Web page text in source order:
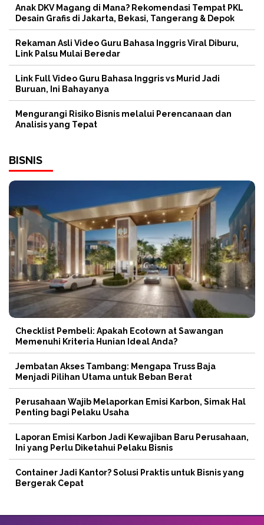
Anak DKV Magang di Mana? Rekomendasi Tempat PKL
Desain Grafis di Jakarta, Bekasi, Tangerang & Depok
Rekaman Asli Video Guru Bahasa Inggris Viral Diburu,
Link Palsu Mulai Beredar
Link Full Video Guru Bahasa Inggris vs Murid Jadi
Buruan, Ini Bahayanya
Mengurangi Risiko Bisnis melalui Perencanaan dan
Analisis yang Tepat
BISNIS
Checklist Pembeli: Apakah Ecotown at Sawangan
Memenuhi Kriteria Hunian Ideal Anda?
Jembatan Akses Tambang: Mengapa Truss Baja
Menjadi Pilihan Utama untuk Beban Berat
Perusahaan Wajib Melaporkan Emisi Karbon, Simak Hal
Penting bagi Pelaku Usaha
Laporan Emisi Karbon Jadi Kewajiban Baru Perusahaan,
Ini yang Perlu Diketahui Pelaku Bisnis
Container Jadi Kantor? Solusi Praktis untuk Bisnis yang
Bergerak Cepat